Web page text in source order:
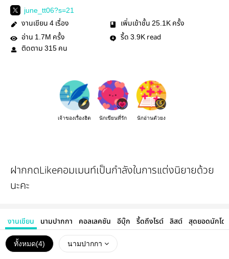
june_tt06?s=21
งานเขียน 4 เรื่อง เพิ่มเข้าชั้น 25.1K ครั้ง
อ่าน 1.7M ครั้ง รี้ด 3.9K read
ติดตาม 315 คน
เจ้าของเรื่องฮิต นักเขียนที่รัก นักอ่านตัวยง
ฝากกดLikeคอมเมนท์เป็นกำลังในการแต่งนิยายด้วย
นะคะ
งานเขียน นามปากกา คอลเลคชัน อีบุ๊ก รี้ดถึงไรต์ ลิสต์ สุดยอดนักโด
ทั้งหมด(4) นามปากกา